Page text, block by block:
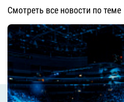
Смотреть все новости по теме